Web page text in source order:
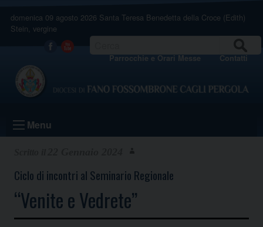
content
domenica 09 agosto 2026 Santa Teresa Benedetta della Croce (Edith)
Stein, vergine
Facebook
Youtube Parrocchie e Orari Messe Contatti
Menu
Ciclo di incontri al Seminario Regionale
“Venite e Vedrete”